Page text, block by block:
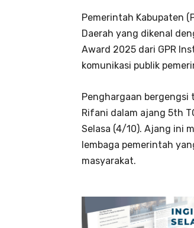
Pemerintah Kabupaten
Daerah yang dikenal
Award 2025 dari GPR
komunikasi publik
Penghargaan bergengsi
Rifani dalam ajang 5th
Selasa (4/10). Ajang ini
lembaga pemerintah
masyarakat.